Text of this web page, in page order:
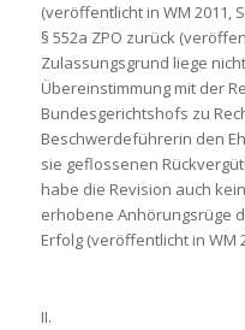
(veröffentlicht in WM 2011,
§ 552a ZPO zurück
Zulassungsgrund liege
Übereinstimmung mit der
Bundesgerichtshofs zu
Beschwerdeführerin den
sie geflossenen
habe die Revision auch
erhobene Anhörungsrüge
Erfolg (veröffentlicht in WM
II.